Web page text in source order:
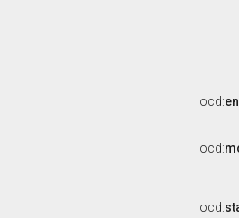
ocd:
ocd:
ocd: